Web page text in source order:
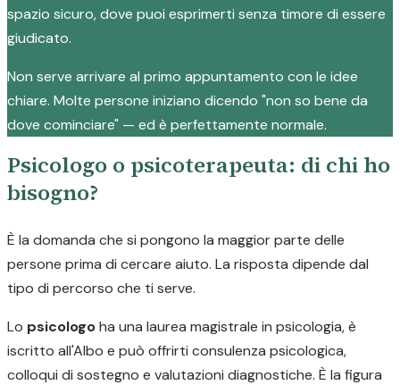
spazio sicuro, dove puoi esprimerti senza timore di essere
giudicato.
Non serve arrivare al primo appuntamento con le idee
chiare. Molte persone iniziano dicendo "non so bene da
dove cominciare" — ed è perfettamente normale.
Psicologo o psicoterapeuta: di chi ho
bisogno?
È la domanda che si pongono la maggior parte delle
persone prima di cercare aiuto. La risposta dipende dal
tipo di percorso che ti serve.
Lo psicologoha una laurea magistrale in psicologia, è
iscritto all'Albo e può offrirti consulenza psicologica,
colloqui di sostegno e valutazioni diagnostiche. È la figura